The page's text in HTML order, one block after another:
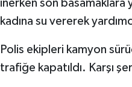
inerken son basamaklara
kadına su vererek
Polis ekipleri kamyon
trafiğe kapatıldı. Karşı